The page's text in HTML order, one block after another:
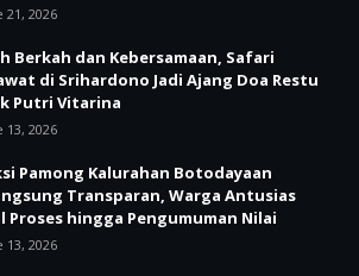
21, 2026
Berkah dan Kebersamaan, Safari
di Srihardono Jadi Ajang Doa Restu
Putri Vitarina
13, 2026
Pamong Kalurahan Botodayaan
Transparan, Warga Antusias
Proses hingga Pengumuman Nilai
13, 2026